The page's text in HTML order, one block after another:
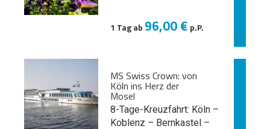
1 Tag ab 96,00 € p.P.
MS Swiss Crown: von
Köln ins Herz der
Mosel
8-Tage-Kreuzfahrt: Köln –
Koblenz – Bernkastel –